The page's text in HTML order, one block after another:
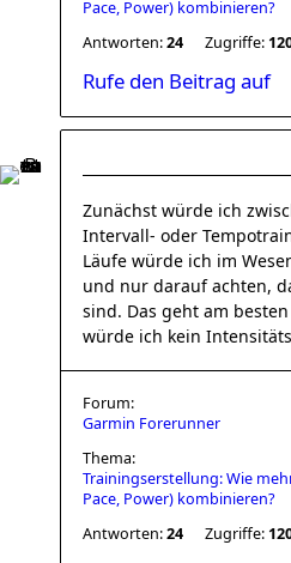
Pace, Power) kombinieren?
Antworten:24 Zugriffe:
Rufe den Beitrag auf
Zunächst würde ich
Intervall- oder
Läufe würde ich im
und nur darauf achten,
sind. Das geht am
würde ich kein
Forum:
Garmin Forerunner
Thema:
Trainingserstellung: Wie
Pace, Power) kombinieren?
Antworten:24 Zugriffe: